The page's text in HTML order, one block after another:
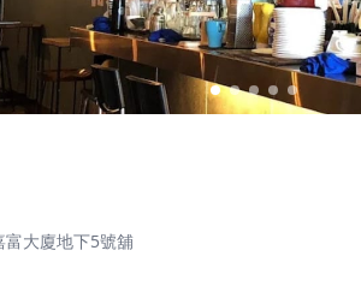
大廈地下5號舖